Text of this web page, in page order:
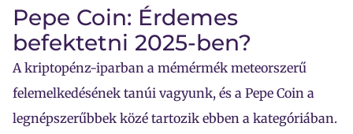
Pepe Coin: Érdemes
befektetni 2025-ben?
A kriptopénz-iparban a mémérmék meteorszerű
felemelkedésének tanúi vagyunk, és a Pepe Coin a
legnépszerűbbek közé tartozik ebben a kategóriában.